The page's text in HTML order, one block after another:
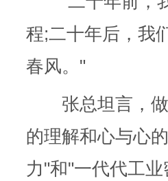
程;二十年后，我
春风。"
张总坦言，做
的理解和心与心
力"和"一代代工